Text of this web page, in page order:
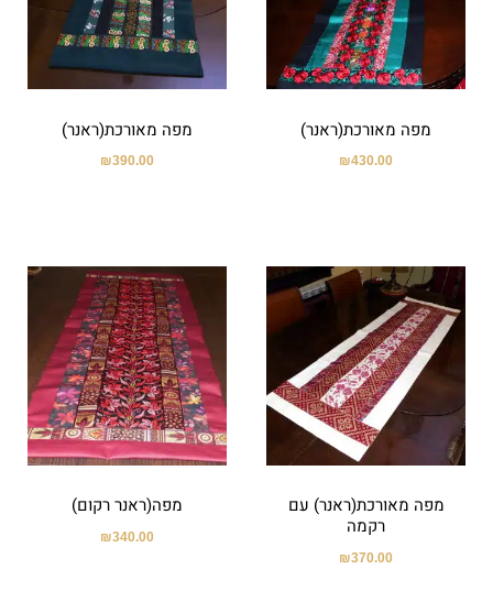
מפה מאורכת(ראנר)
₪430.00
מפה מאורכת(ראנר)
₪390.00
מפה מאורכת(ראנר) עם
רקמה
₪370.00
מפה(ראנר רקום)
₪340.00